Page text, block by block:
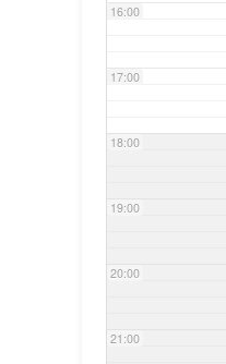
16:00
17:00
18:00
19:00
20:00
21:00